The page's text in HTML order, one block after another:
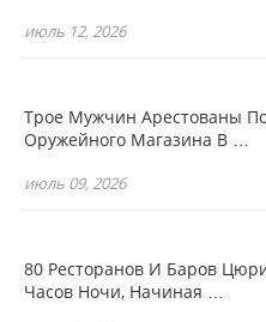
июль 12, 2026
Трое Мужчин Арестованы
Оружейного Магазина В …
июль 09, 2026
80 Ресторанов И Баров
Часов Ночи, Начиная …